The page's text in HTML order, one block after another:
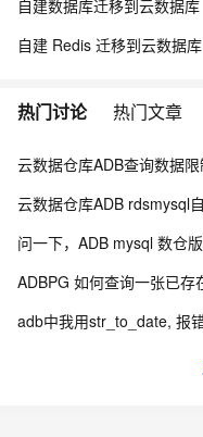
自建数据库迁移到云数据库
自建 Redis 迁移到云数据库
热门讨论 热门文章
云数据仓库ADB查询数据限
云数据仓库ADB rdsmysql
adb中我用str_to_date, 报
云数据仓库ADB 这个错应